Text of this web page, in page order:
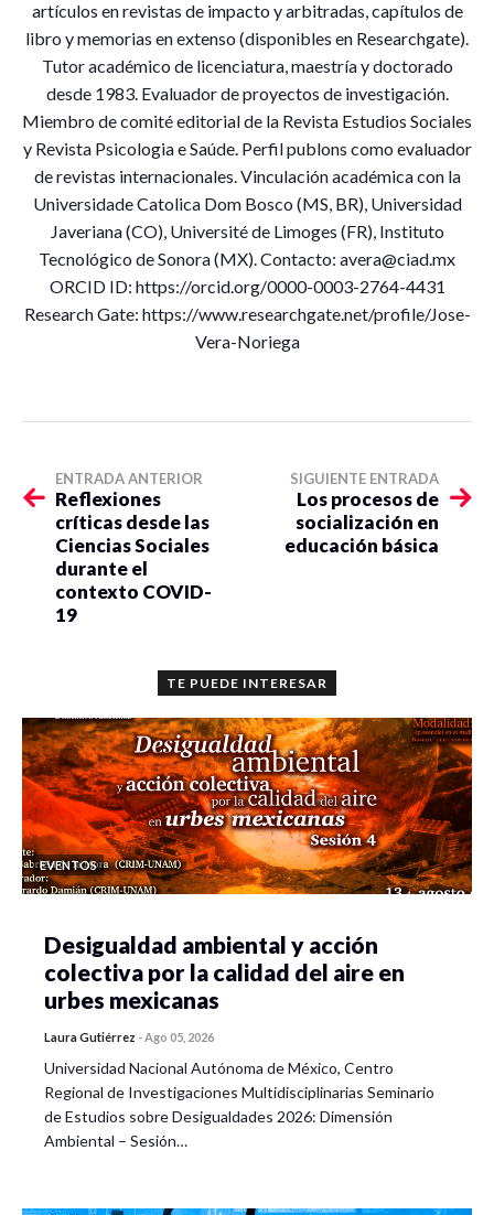
artículos en revistas de impacto y arbitradas, capítulos de
libro y memorias en extenso (disponibles en Researchgate).
Tutor académico de licenciatura, maestría y doctorado
desde 1983. Evaluador de proyectos de investigación.
Miembro de comité editorial de la Revista Estudios Sociales
y Revista Psicologia e Saúde. Perfil publons como evaluador
de revistas internacionales. Vinculación académica con la
Universidade Catolica Dom Bosco (MS, BR), Universidad
Javeriana (CO), Université de Limoges (FR), Instituto
Tecnológico de Sonora (MX). Contacto: avera@ciad.mx
ORCID ID: https://orcid.org/0000-0003-2764-4431
Research Gate: https://www.researchgate.net/profile/Jose-
Vera-Noriega
ENTRADA ANTERIOR
Reflexiones
críticas desde las
Ciencias Sociales
durante el
contexto COVID-
19
SIGUIENTE ENTRADA
Los procesos de
socialización en
educación básica
TE PUEDE INTERESAR
EVENTOS
Desigualdad ambiental y acción
colectiva por la calidad del aire en
urbes mexicanas
Laura Gutiérrez -Ago 05, 2026
Universidad Nacional Autónoma de México, Centro
Regional de Investigaciones Multidisciplinarias Seminario
de Estudios sobre Desigualdades 2026: Dimensión
Ambiental – Sesión…